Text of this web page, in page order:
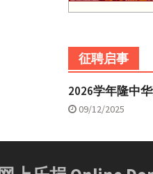
征聘启事
2026学年隆中
09/12/2025